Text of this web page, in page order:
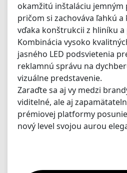
okamžitú inštaláciu jemným
pričom si zachováva ľahkú
vďaka konštrukcii z hliníku a
Kombinácia vysoko
jasného LED podsvietenia
reklamnú správu na
vizuálne predstavenie.
Zaraďte sa aj vy medzi
viditelné, ale aj
prémiovej platformy
nový level svojou aurou